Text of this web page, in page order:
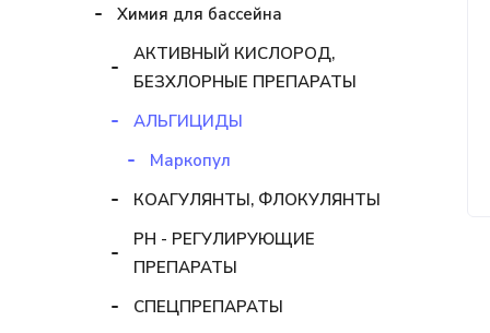
Химия для бассейна
АКТИВНЫЙ КИСЛОРОД,
БЕЗХЛОРНЫЕ ПРЕПАРАТЫ
АЛЬГИЦИДЫ
Маркопул
КОАГУЛЯНТЫ, ФЛОКУЛЯНТЫ
РН - РЕГУЛИРУЮЩИЕ
ПРЕПАРАТЫ
СПЕЦПРЕПАРАТЫ